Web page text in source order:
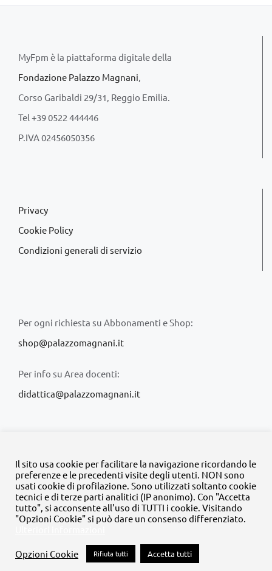
MyFpm è la piattaforma digitale della
Fondazione Palazzo Magnani,
Corso Garibaldi 29/31, Reggio Emilia.
Tel +39 0522 444446
P.IVA 02456050356
Privacy
Cookie Policy
Condizioni generali di servizio
Per ogni richiesta su Abbonamenti e Shop:
shop@palazzomagnani.it
Per info su Area docenti:
didattica@palazzomagnani.it
© Copyright 2020 -2026 | Tutti i diritti riservati | MyFpm è un
progetto dellaFondazione Palazzo Magnani
FacebookInstagram
TwitterLinkedInYouTube
Il sito usa cookie per facilitare la navigazione ricordando le
preferenze e le precedenti visite degli utenti. NON sono
usati cookie di profilazione. Sono utilizzati soltanto cookie
tecnici e di terze parti analitici (IP anonimo). Con "Accetta
tutto", si acconsente all'uso di TUTTI i cookie. Visitando
"Opzioni Cookie" si può dare un consenso differenziato.
Opzioni Cookie Rifiuta tutti Accetta tutti